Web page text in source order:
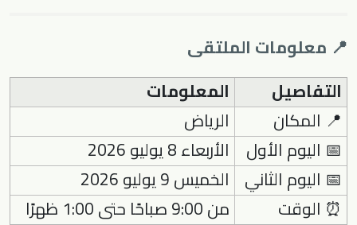
📍 معلومات الملتقى
التفاصيل
المعلومات
📍 المكان
الرياض
📅 اليوم الأول
الأربعاء 8 يوليو 2026
📅 اليوم الثاني الخميس 9 يوليو 2026
⏰ الوقت
من 9:00 صباحًا حتى 1:00 ظهرًا